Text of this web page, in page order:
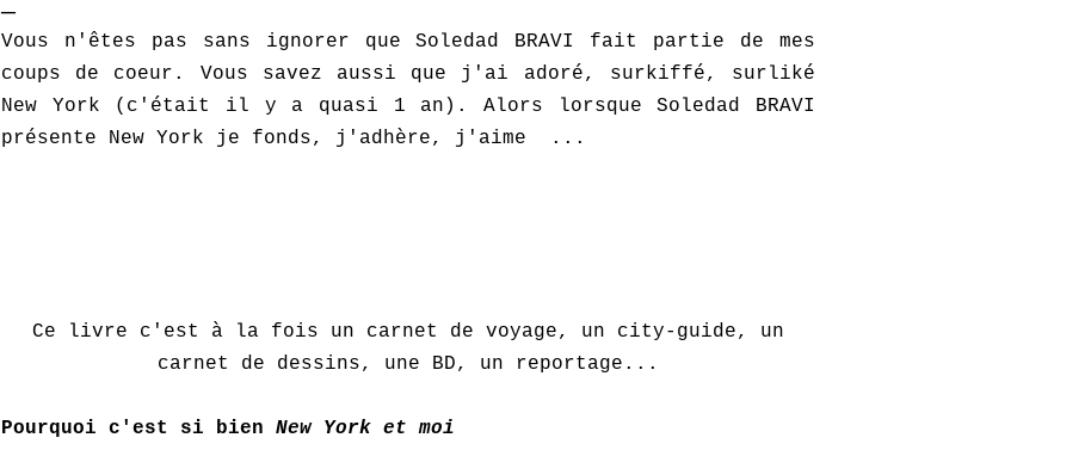
Vous n'êtes pas sans ignorer que Soledad BRAVI fait partie de mes
coups de coeur. Vous savez aussi que j'ai adoré, surkiffé, surliké
New York (c'était il y a quasi 1 an). Alors lorsque Soledad BRAVI
présente New York je fonds, j'adhère, j'aime ...
Ce livre c'est à la fois un carnet de voyage, un city-guide, un
carnet de dessins, une BD, un reportage...
Pourquoi c'est si bien New York et moi